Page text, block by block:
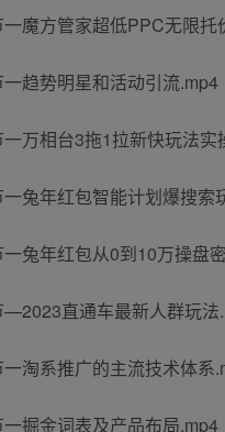
魔方管家超低PPC无限托
趋势明星和活动引流.mp4
万相台3拖1拉新快玩法实
兔年红包智能计划爆搜索
兔年红包从0到10万操盘
直通车最新人群玩法
淘系推广的主流技术体系
掘金词表及产品布局.mp4